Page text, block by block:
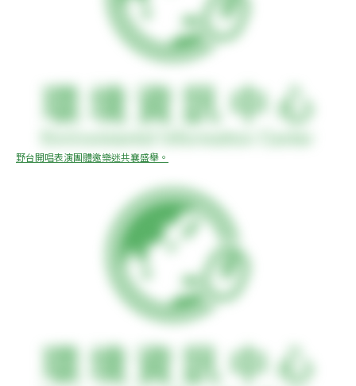
野台開唱表演團體邀樂迷共襄盛舉。